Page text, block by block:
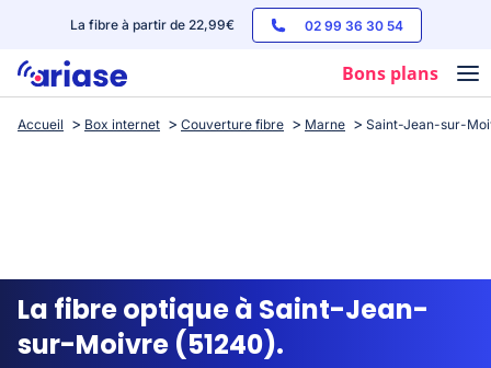
La fibre à partir de 22,99€ 02 99 36 30 54
Bons plans
Box internet
Streaming
Accueil Box internet Couverture fibre Marne Saint-Jean-sur-
La fibre optique à Saint-Jean-
sur-Moivre (51240).